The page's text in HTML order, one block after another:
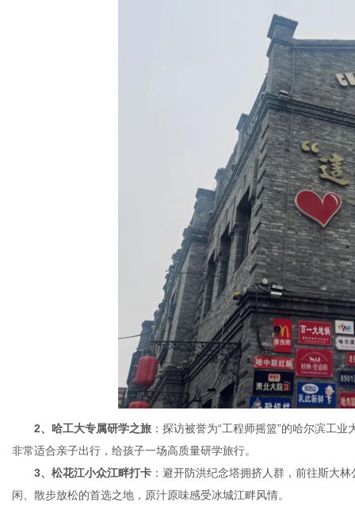
2、哈工大专属研学之旅 ：探访被誉为“工程师摇篮”的哈尔滨工
非常适合亲子出行，给孩子一场高质量研学旅行。
3、松花江小众江畔打卡 ：避开防洪纪念塔拥挤人群，前往斯大
闲、散步放松的首选之地，原汁原味感受冰城江畔风情。